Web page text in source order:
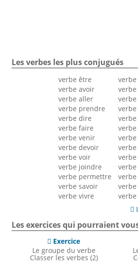
Les verbes les plus conjugués
verbe être
verbe avoir
verbe aller
verbe prendre
verbe dire
verbe faire
verbe venir
verbe devoir
verbe voir
verbe joindre
verbe permettre
verbe savoir
verbe vivre

Les exercices qui pourraient
 Exercice
Le groupe du verbe
Classer les verbes (2)